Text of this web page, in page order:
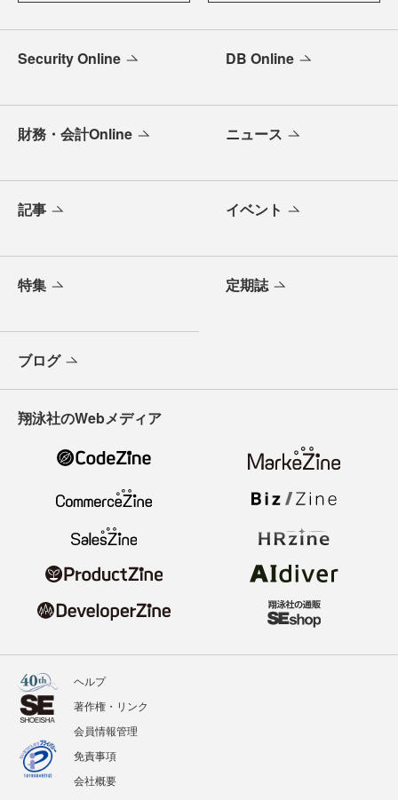
Security Online DB Online
財務・会計Online ニュース
記事 イベント
特集 定期誌
ブログ
翔泳社のWebメディア
ヘルプ
著作権・リンク
会員情報管理
免責事項
会社概要